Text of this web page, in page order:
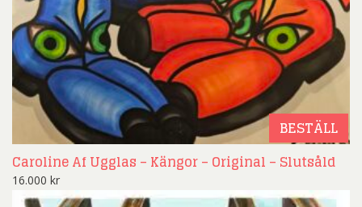
BESTÄLL
Caroline Af Ugglas – Kängor – Original – Slutsåld
16.000 kr